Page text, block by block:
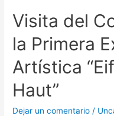
Visita del
la Primera
Artística
Haut”
Dejar un comentario /